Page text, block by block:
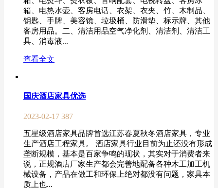
箱、电热水壶、客房电话、衣架、衣夹、竹、木制品、
钥匙、手牌、美容镜、垃圾桶、防滑垫、标示牌、其他
客房用品。二、清洁用品空气净化剂、清洁剂、清洁工
具、消毒液...
查看全文
国庆酒店家具优选
2023-02-17 387
五星级酒店家具品牌首选江苏春夏秋冬酒店家具，专业
生产酒店工程家具。 酒店家具行业目前为止还没有形成
垄断规模，基本是百家争鸣的现状，其实对于消费者来
说，正规酒店厂家生产都会完善地配备各种木工加工机
械设备，产品在做工和环保上绝对都没有问题，家具本
质上也...